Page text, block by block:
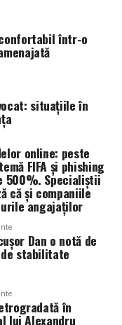
sau a
din
cu ora 14:00
organizatorii
in special in prima
la ora 23:30 in
si guestlist) isi
08:00 si 20:00,
ora 20:00.
la ora 05:00
într-o
situațiile în
online: peste
FIFA și phishing
500%. Specialiștii
că și companiile
angajaților
Dan o notă de
stabilitate
în
lui Alexandru